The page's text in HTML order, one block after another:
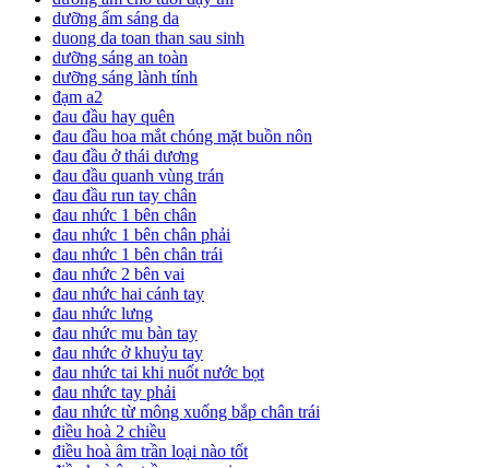
dưỡng ẩm sáng da
duong da toan than sau sinh
dưỡng sáng an toàn
dưỡng sáng lành tính
đạm a2
đau đầu hay quên
đau đầu hoa mắt chóng mặt buồn nôn
đau đầu ở thái dương
đau đầu quanh vùng trán
đau đầu run tay chân
đau nhức 1 bên chân
đau nhức 1 bên chân phải
đau nhức 1 bên chân trái
đau nhức 2 bên vai
đau nhức hai cánh tay
đau nhức lưng
đau nhức mu bàn tay
đau nhức ở khuỷu tay
đau nhức tai khi nuốt nước bọt
đau nhức tay phải
đau nhức từ mông xuống bắp chân trái
điều hoà 2 chiều
điều hoà âm trần loại nào tốt